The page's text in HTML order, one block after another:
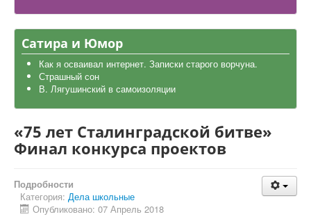
Сатира и Юмор
Как я осваивал интернет. Записки старого ворчуна.
Страшный сон
В. Лягушинский в самоизоляции
«75 лет Сталинградской битве»
Финал конкурса проектов
Подробности
Категория: Дела школьные
Опубликовано: 07 Апрель 2018